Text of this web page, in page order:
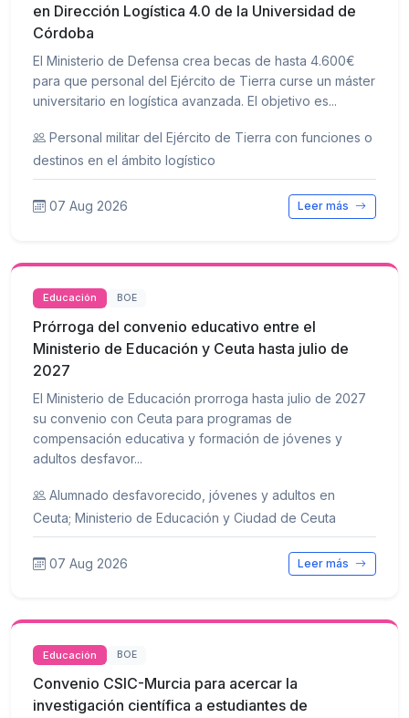
en Dirección Logística 4.0 de la Universidad de
Córdoba
El Ministerio de Defensa crea becas de hasta 4.600€
para que personal del Ejército de Tierra curse un máster
universitario en logística avanzada. El objetivo es...
Personal militar del Ejército de Tierra con funciones o
destinos en el ámbito logístico
07 Aug 2026 Leer más
Educación BOE
Prórroga del convenio educativo entre el
Ministerio de Educación y Ceuta hasta julio de
2027
El Ministerio de Educación prorroga hasta julio de 2027
su convenio con Ceuta para programas de
compensación educativa y formación de jóvenes y
adultos desfavor...
Alumnado desfavorecido, jóvenes y adultos en
Ceuta; Ministerio de Educación y Ciudad de Ceuta
07 Aug 2026 Leer más
Educación BOE
Convenio CSIC-Murcia para acercar la
investigación científica a estudiantes de